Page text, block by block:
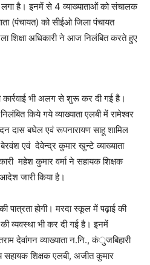
है। इनमें से 4 व्याख्याताओं को संचालक
(पंचायत) को सीईओ जिला पंचायत
शिक्षा अधिकारी ने आज निलंबित करते हुए
कार्रवाई भी अलग से शुरू कर दी गई है।
किये गये व्याख्याता एलबी में रामेश्वर
दास बघेल एवं रूपनारायण साहू शामिल
एवं देवेन्द्र कुमार खुन्टे व्याख्याता
महेश कुमार वर्मा ने सहायक शिक्षक
जारी किया है।
पात्रता होगी। मरदा स्कूल में पढ़ाई की
व्यवस्था भी कर दी गई है। इनमें
देवांगन व्याख्याता न.नि., कंुजबिहारी
सहायक शिक्षक एलबी, अजीत कुमार